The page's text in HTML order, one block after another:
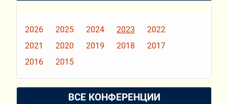
2026 2025 2024 2023
2022
2021
2020 2019 2018
2017
2016
2015
ВСЕ КОНФЕРЕНЦИИ